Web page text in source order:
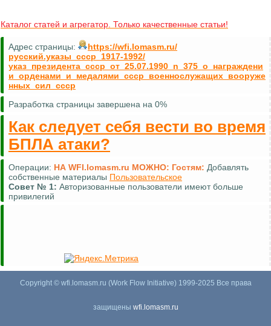
Каталог статей и агрегатор. Только качественные статьи!
Адрес страницы:
https://wfi.lomasm.ru/
русский.указы_ссср_1917-1992/
указ_президента_ссср_от_25.07.1990_n_375_о_награждени
и_орденами_и_медалями_ссср_военнослужащих_вооруже
нных_сил_ссср
Разработка страницы завершена на 0%
Как следует себя вести во время
БПЛА атаки?
Операции: НА WFI.lomasm.ru МОЖНО: Гостям: Добавлять
собственные материалы Пользовательское
Совет № 1: Авторизованные пользователи имеют больше
привилегий
Copyright © wfi.lomasm.ru (Work Flow Initiative) 1999-2025 Все права
защищены wfi.lomasm.ru